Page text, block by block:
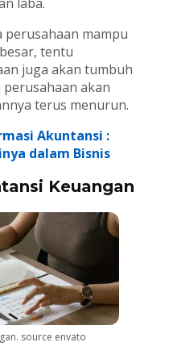
perusahaan mampu
tentu
juga akan tumbuh
akan
terus menurun.
Akuntansi :
dalam Bisnis
Keuangan
source envato